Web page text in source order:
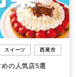
スイーツ 西尾市
の人気店5選